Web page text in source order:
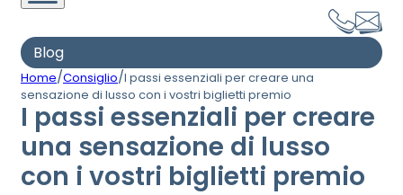
Blog
Home/Consiglio/I passi essenziali per creare una
sensazione di lusso con i vostri biglietti premio
I passi essenziali per creare
una sensazione di lusso
con i vostri biglietti premio